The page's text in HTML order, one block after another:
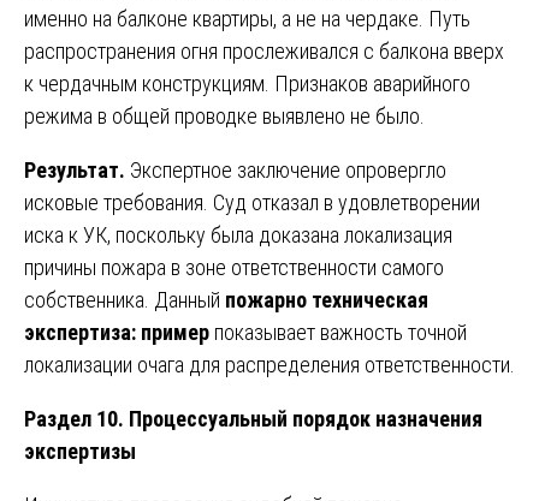
именно на балконе квартиры, а не на чердаке. Путь
распространения огня прослеживался с балкона вверх
к чердачным конструкциям. Признаков аварийного
режима в общей проводке выявлено не было.
Результат. Экспертное заключение опровергло
исковые требования. Суд отказал в удовлетворении
иска к УК, поскольку была доказана локализация
причины пожара в зоне ответственности самого
собственника. Данный пожарно техническая
экспертиза: пример показывает важность точной
локализации очага для распределения ответственности.
Раздел 10. Процессуальный порядок назначения
экспертизы